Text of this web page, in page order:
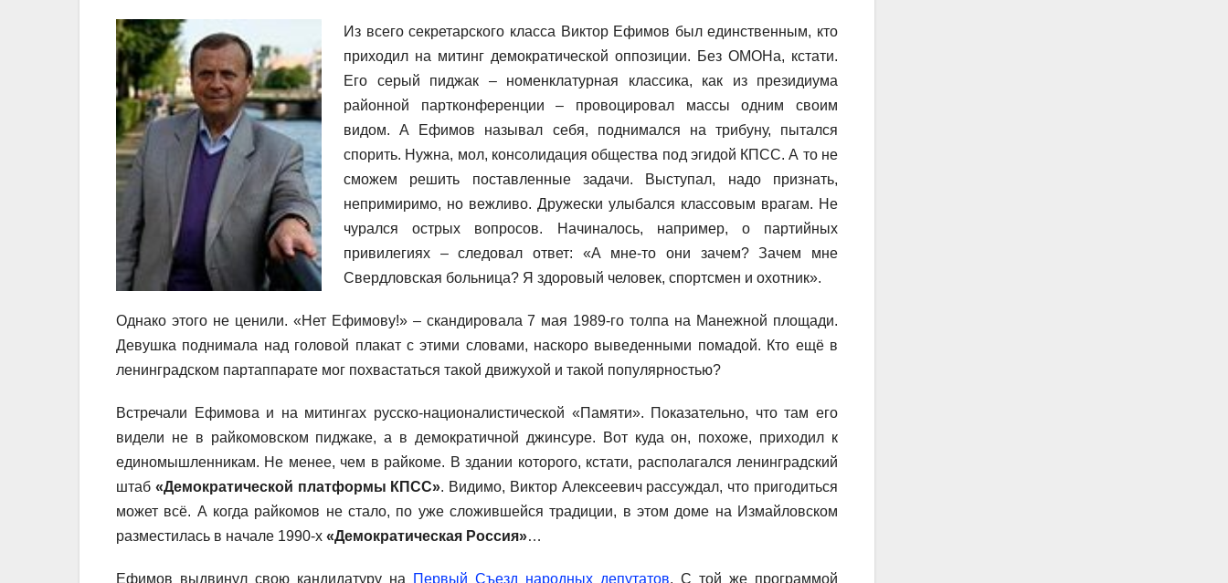
Из всего секретарского класса Виктор Ефимов был единственным, кто
приходил на митинг демократической оппозиции. Без ОМОНа, кстати.
Его серый пиджак – номенклатурная классика, как из президиума
районной партконференции – провоцировал массы одним своим
видом. А Ефимов называл себя, поднимался на трибуну, пытался
спорить. Нужна, мол, консолидация общества под эгидой КПСС. А то не
сможем решить поставленные задачи. Выступал, надо признать,
непримиримо, но вежливо. Дружески улыбался классовым врагам. Не
чурался острых вопросов. Начиналось, например, о партийных
привилегиях – следовал ответ: «А мне-то они зачем? Зачем мне
Свердловская больница? Я здоровый человек, спортсмен и охотник».
Однако этого не ценили. «Нет Ефимову!» – скандировала 7 мая 1989-го толпа на Манежной площади.
Девушка поднимала над головой плакат с этими словами, наскоро выведенными помадой. Кто ещё в
ленинградском партаппарате мог похвастаться такой движухой и такой популярностью?
Встречали Ефимова и на митингах русско-националистической «Памяти». Показательно, что там его
видели не в райкомовском пиджаке, а в демократичной джинсуре. Вот куда он, похоже, приходил к
единомышленникам. Не менее, чем в райкоме. В здании которого, кстати, располагался ленинградский
штаб «Демократической платформы КПСС». Видимо, Виктор Алексеевич рассуждал, что пригодиться
может всё. А когда райкомов не стало, по уже сложившейся традиции, в этом доме на Измайловском
разместилась в начале 1990-х «Демократическая Россия»…
Ефимов выдвинул свою кандидатуру на Первый Съезд народных депутатов. С той же программой